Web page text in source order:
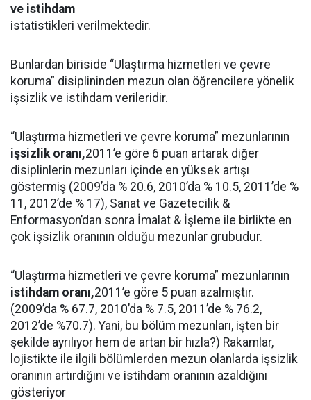
ve istihdam
istatistikleri verilmektedir.
Bunlardan biriside “Ulaştırma hizmetleri ve çevre
koruma” disiplininden mezun olan öğrencilere yönelik
işsizlik ve istihdam verileridir.
“Ulaştırma hizmetleri ve çevre koruma” mezunlarının
işsizlik oranı,2011’e göre 6 puan artarak diğer
disiplinlerin mezunları içinde en yüksek artışı
göstermiş (2009’da % 20.6, 2010’da % 10.5, 2011’de %
11, 2012’de % 17), Sanat ve Gazetecilik &
Enformasyon’dan sonra İmalat & İşleme ile birlikte en
çok işsizlik oranının olduğu mezunlar grubudur.
“Ulaştırma hizmetleri ve çevre koruma” mezunlarının
istihdam oranı,2011’e göre 5 puan azalmıştır.
(2009’da % 67.7, 2010’da % 7.5, 2011’de % 76.2,
2012’de %70.7). Yani, bu bölüm mezunları, işten bir
şekilde ayrılıyor hem de artan bir hızla?) Rakamlar,
lojistikte ile ilgili bölümlerden mezun olanlarda işsizlik
oranının artırdığını ve istihdam oranının azaldığını
gösteriyor